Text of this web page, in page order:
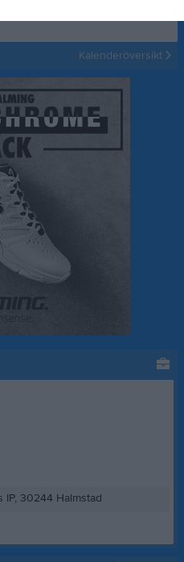
Kalenderöversikt
30244 Halmstad